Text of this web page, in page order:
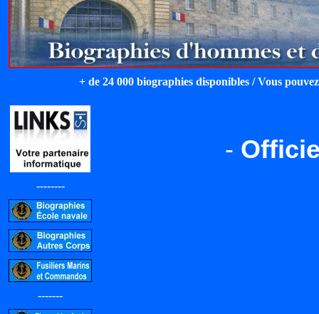
+ de 24 000 biographies disponibles / Vous
--------
-------
-